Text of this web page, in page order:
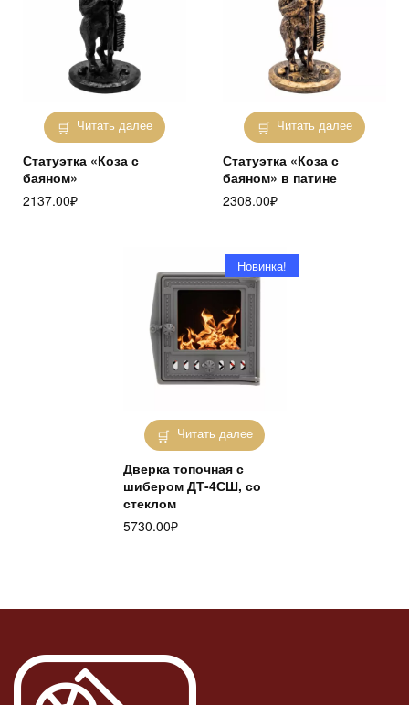
Читать далее
Статуэтка «Коза с
баяном»
2137.00₽
Читать далее
Статуэтка «Коза с
баяном» в патине
2308.00₽
Читать далее
Новинка!
Дверка топочная с
шибером ДТ-4СШ, со
стеклом
5730.00₽